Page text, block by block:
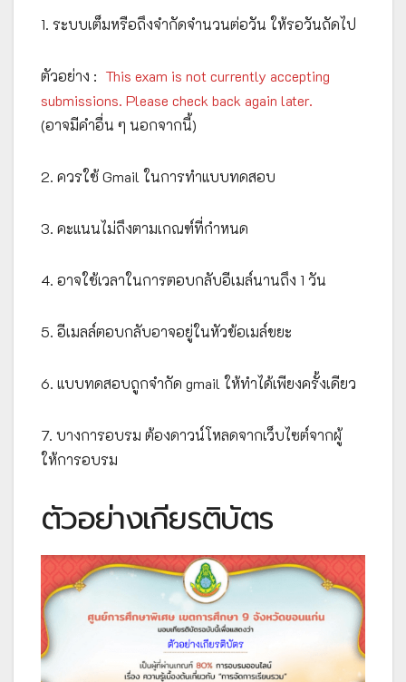
1. ระบบเต็มหรือถึงจำกัดจำนวนต่อวัน ให้รอวันถัดไป
ตัวอย่าง : This exam is not currently accepting
submissions. Please check back again later.
(อาจมีคำอื่น ๆ นอกจากนี้)
2. ควรใช้ Gmail ในการทำแบบทดสอบ
3. คะแนนไม่ถึงตามเกณฑ์ที่กำหนด
4. อาจใช้เวลาในการตอบกลับอีเมล์นานถึง 1 วัน
5. อีเมลล์ตอบกลับอาจอยู่ในหัวข้อเมล์ขยะ
6. แบบทดสอบถูกจำกัด gmail ให้ทำได้เพียงครั้งเดียว
7. บางการอบรม ต้องดาวน์โหลดจากเว็บไซต์จากผู้
ให้การอบรม
ตัวอย่างเกียรติบัตร